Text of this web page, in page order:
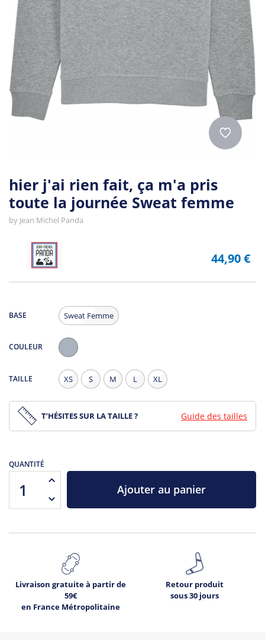
hier j'ai rien fait, ça m'a pris
toute la journée Sweat femme
by Jean Michel Panda
44,90 €
BASE Sweat Femme
COULEUR
Chiné
TAILLE XS S M L XL
T’HÉSITES SUR LA TAILLE ? Guide des tailles
QUANTITÉ
Ajouter au panier
Livraison gratuite à partir de
59€
en France Métropolitaine
Retour produit
sous 30 jours